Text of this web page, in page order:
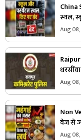
China
स्थल,
फैसला
Aug
में
Aug 08,
Non
वेज से
वजह
Aug 08,